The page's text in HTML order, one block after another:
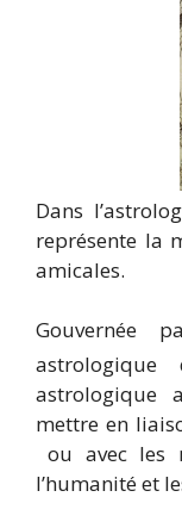
Dans
représente la
amicales.
Gouvernée
astrologique
mettre en
ou avec les
l’humanité et